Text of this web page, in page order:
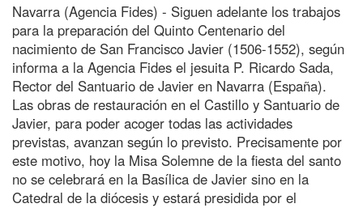
Navarra (Agencia Fides) - Siguen adelante los trabajos
para la preparación del Quinto Centenario del
nacimiento de San Francisco Javier (1506-1552), según
informa a la Agencia Fides el jesuita P. Ricardo Sada,
Rector del Santuario de Javier en Navarra (España).
Las obras de restauración en el Castillo y Santuario de
Javier, para poder acoger todas las actividades
previstas, avanzan según lo previsto. Precisamente por
este motivo, hoy la Misa Solemne de la fiesta del santo
no se celebrará en la Basílica de Javier sino en la
Catedral de la diócesis y estará presidida por el